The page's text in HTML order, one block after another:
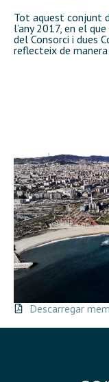
Descarregar
Tot aquest conjunt
l’any 2017, en el
del Consorci i dues
reflecteix de